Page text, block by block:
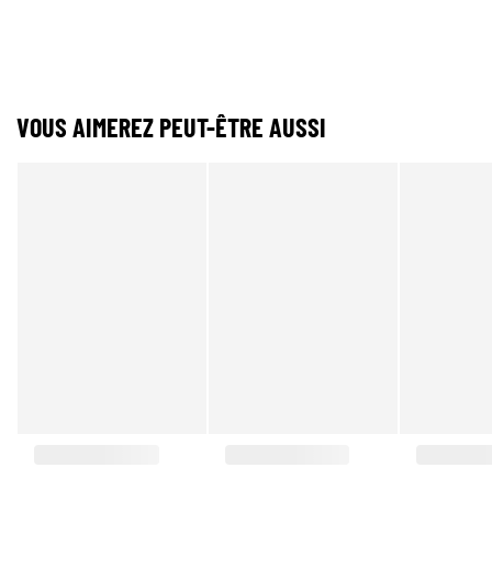
VOUS AIMEREZ PEUT-ÊTRE AUSSI